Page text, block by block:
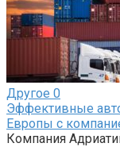
Другое 0
Эффективные
Европы с
Компания